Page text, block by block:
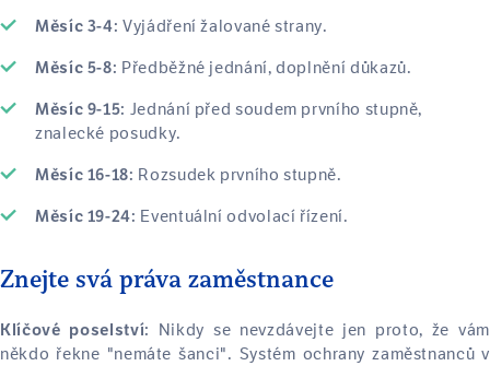
Měsíc 3-4: Vyjádření žalované strany.
Měsíc 5-8: Předběžné jednání, doplnění důkazů.
Měsíc 9-15: Jednání před soudem prvního stupně,
znalecké posudky.
Měsíc 16-18: Rozsudek prvního stupně.
Měsíc 19-24: Eventuální odvolací řízení.
Znejte svá práva zaměstnance
Klíčové poselství:
Nikdy se nevzdávejte jen proto, že vám
někdo řekne "nemáte šanci". Systém ochrany zaměstnanců v